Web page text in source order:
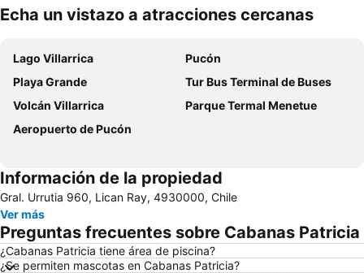
Echa un vistazo a atracciones cercanas
Lago Villarrica
Pucón
Playa Grande
Tur Bus Terminal de Buses
Volcán Villarrica
Parque Termal Menetue
Aeropuerto de Pucón
Información de la propiedad
Gral. Urrutia 960, Lican Ray, 4930000, Chile
Ver más
Preguntas frecuentes sobre Cabanas Patricia
¿Cabanas Patricia tiene área de piscina?
¿Se permiten mascotas en Cabanas Patricia?